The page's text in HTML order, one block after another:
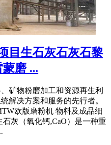
目生石灰石灰石黎
磨 ...
矿物粉磨加工和资源再生利
解决方案和服务的先行者。
欧版磨粉机 物料及成品细
灰（氧化钙,CaO）是一种重